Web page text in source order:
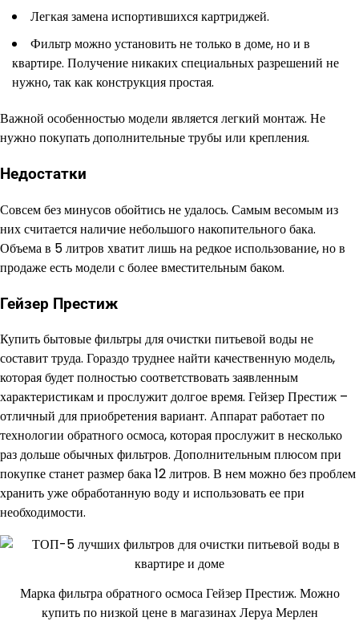
Легкая замена испортившихся картриджей.
Фильтр можно установить не только в доме, но и в
квартире. Получение никаких специальных разрешений не
нужно, так как конструкция простая.
Важной особенностью модели является легкий монтаж. Не
нужно покупать дополнительные трубы или крепления.
Недостатки
Совсем без минусов обойтись не удалось. Самым весомым из
них считается наличие небольшого накопительного бака.
Объема в 5 литров хватит лишь на редкое использование, но в
продаже есть модели с более вместительным баком.
Гейзер Престиж
Купить бытовые фильтры для очистки питьевой воды не
составит труда. Гораздо труднее найти качественную модель,
которая будет полностью соответствовать заявленным
характеристикам и прослужит долгое время. Гейзер Престиж –
отличный для приобретения вариант. Аппарат работает по
технологии обратного осмоса, которая прослужит в несколько
раз дольше обычных фильтров. Дополнительным плюсом при
покупке станет размер бака 12 литров. В нем можно без проблем
хранить уже обработанную воду и использовать ее при
необходимости.
Марка фильтра обратного осмоса Гейзер Престиж. Можно
купить по низкой цене в магазинах Леруа Мерлен